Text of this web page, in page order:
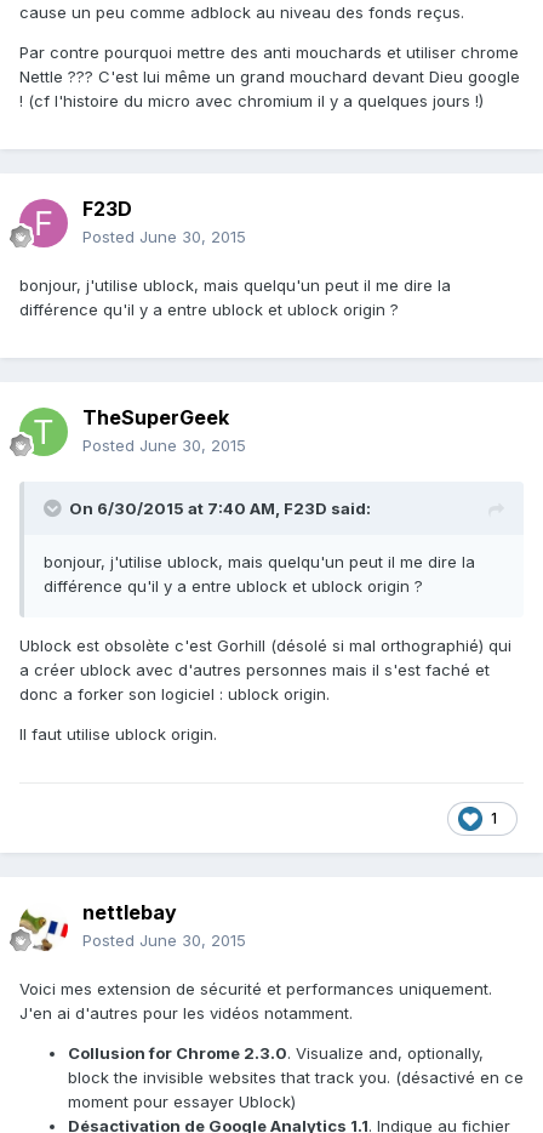
cause un peu comme adblock au niveau des fonds reçus.
Par contre pourquoi mettre des anti mouchards et utiliser chrome
Nettle ??? C'est lui même un grand mouchard devant Dieu google
! (cf l'histoire du micro avec chromium il y a quelques jours !)
F23D
Posted June 30, 2015
bonjour, j'utilise ublock, mais quelqu'un peut il me dire la
différence qu'il y a entre ublock et ublock origin ?
TheSuperGeek
Posted June 30, 2015
On 6/30/2015 at 7:40 AM, F23D said:
bonjour, j'utilise ublock, mais quelqu'un peut il me dire la
différence qu'il y a entre ublock et ublock origin ?
Ublock est obsolète c'est Gorhill (désolé si mal orthographié) qui
a créer ublock avec d'autres personnes mais il s'est faché et
donc a forker son logiciel : ublock origin.
Il faut utilise ublock origin.
1
nettlebay
Posted June 30, 2015
Voici mes extension de sécurité et performances uniquement.
J'en ai d'autres pour les vidéos notamment.
Collusion for Chrome 2.3.0. Visualize and, optionally,
block the invisible websites that track you. (désactivé en ce
moment pour essayer Ublock)
Désactivation de Google Analytics 1.1. Indique au fichier